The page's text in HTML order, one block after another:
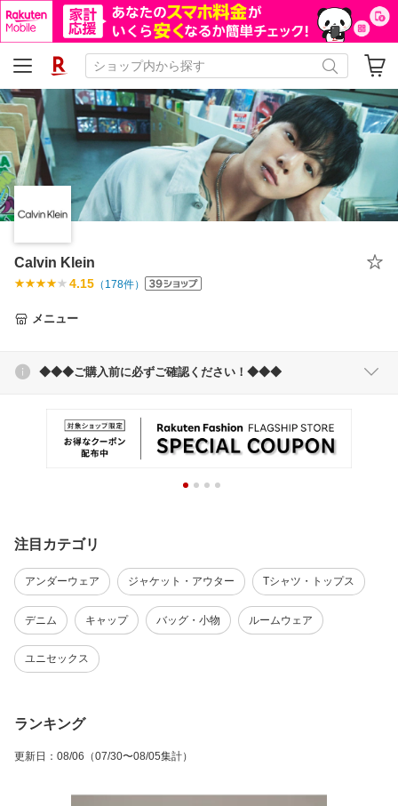
Calvin Klein
4.15 （ 178件）
メニュー
◆◆◆ご購入前に必ずご確認ください！◆◆◆
注目カテゴリ
アンダーウェア ジャケット・アウター Tシャツ・トップス
デニム キャップ バッグ・小物 ルームウェア
ユニセックス
ランキング
更新日 ： 08/06 （07/30〜08/05集計）